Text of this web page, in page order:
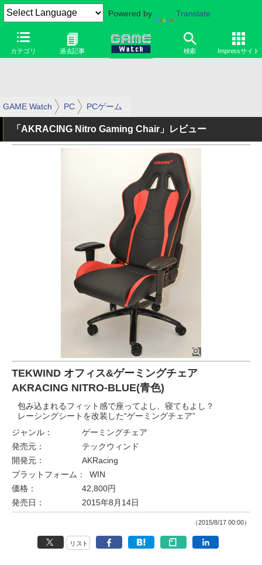
Powered by Translate
カテゴリ 過去記事 検索 Impressサイト
GAME Watch PC PCゲーム
「AKRACING Nitro Gaming Chair」レビュー
TEKWIND オフィス&ゲーミングチェア
AKRACING NITRO-BLUE(青色)
包み込まれるフィット感で座ってよし、寝てもよし？
レーシングシートを改装した“ゲーミングチェア”
ジャンル：
ゲーミングチェア
発売元：
テックウィンド
開発元：
AKRacing
プラットフォーム：
WIN
価格：
42,800円
発売日：
2015年8月14日
（2015/8/17 00:00）
リスト